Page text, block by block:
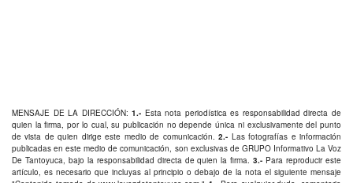
MENSAJE DE LA DIRECCIÓN:1.- Esta nota periodística es responsabilidad directa de
quien la firma, por lo cual, su publicación no depende única ni exclusivamente del punto
de vista de quien dirige este medio de comunicación.2.- Las fotografías e información
publicadas en este medio de comunicación, son exclusivas de GRUPO Informativo La Voz
De Tantoyuca, bajo la responsabilidad directa de quien la firma.3.- Para reproducir este
artículo, es necesario que incluyas al principio o debajo de la nota el siguiente mensaje